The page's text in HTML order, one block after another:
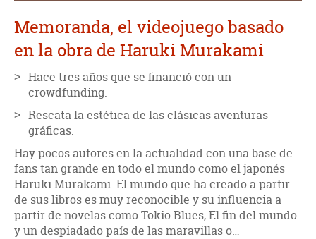
Memoranda, el videojuego basado
en la obra de Haruki Murakami
Hace tres años que se financió con un
crowdfunding.
Rescata la estética de las clásicas aventuras
gráficas.
Hay pocos autores en la actualidad con una base de
fans tan grande en todo el mundo como el japonés
Haruki Murakami. El mundo que ha creado a partir
de sus libros es muy reconocible y su influencia a
partir de novelas como Tokio Blues, El fin del mundo
y un despiadado país de las maravillas o…